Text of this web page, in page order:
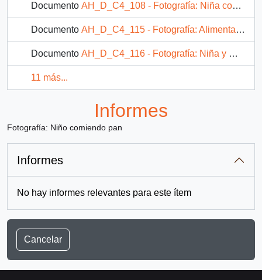
Documento AH_D_C4_108 - Fotografía: Niña comiendo pan y tomando leche
Documento AH_D_C4_115 - Fotografía: Alimentando a niño
Documento AH_D_C4_116 - Fotografía: Niña y mujer preparando comida
11 más...
Informes
Fotografía: Niño comiendo pan
Informes
No hay informes relevantes para este ítem
Cancelar